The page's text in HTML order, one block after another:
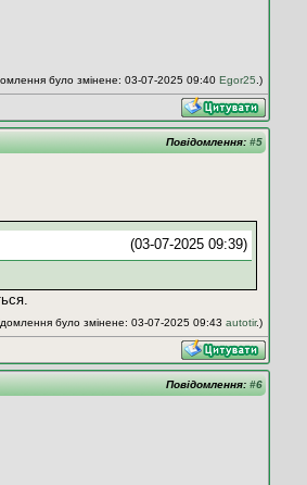
було змінене: 03-07-2025 09:40 Egor25 .)
Повідомлення: #5
(03-07-2025 09:39)
було змінене: 03-07-2025 09:43 autotir.)
Повідомлення: #6